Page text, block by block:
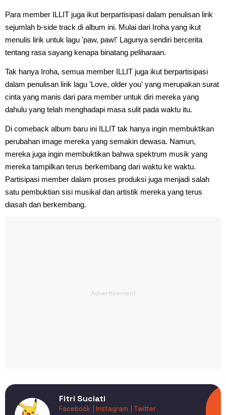
Para member ILLIT juga ikut berpartisipasi dalam penulisan lirik
sejumlah b-side track di album ini. Mulai dari Iroha yang ikut
menulis lirik untuk lagu 'paw, paw!' Lagunya sendiri bercerita
tentang rasa sayang kenapa binatang peliharaan.
Tak hanya Iroha, semua member ILLIT juga ikut berpartisipasi
dalam penulisan lirik lagu 'Love, older you' yang merupakan surat
cinta yang manis dari para member untuk diri mereka yang
dahulu yang telah menghadapi masa sulit pada waktu itu.
Di comeback album baru ini ILLIT tak hanya ingin membuktikan
perubahan image mereka yang semakin dewasa. Namun,
mereka juga ingin membuktikan bahwa spektrum musik yang
mereka tampilkan terus berkembang dari waktu ke waktu.
Partisipasi member dalam proses produksi juga menjadi salah
satu pembuktian sisi musikal dan artistik mereka yang terus
diasah dan berkembang.
Fitri Suciati
Facebook | Instagram
| Twitter